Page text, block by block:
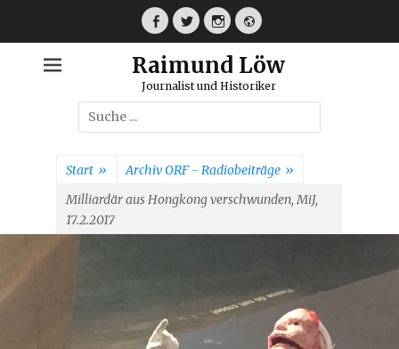
Facebook
TwitterInstagramWebseite
Raimund Löw
Journalist und Historiker
Suche
nach:
Start » Archiv ORF - Radiobeiträge »
Milliardär aus Hongkong verschwunden, MiJ,
17.2.2017